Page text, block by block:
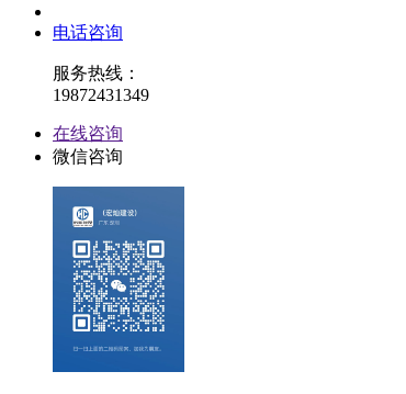
电话咨询
服务热线：
19872431349
在线咨询
微信咨询